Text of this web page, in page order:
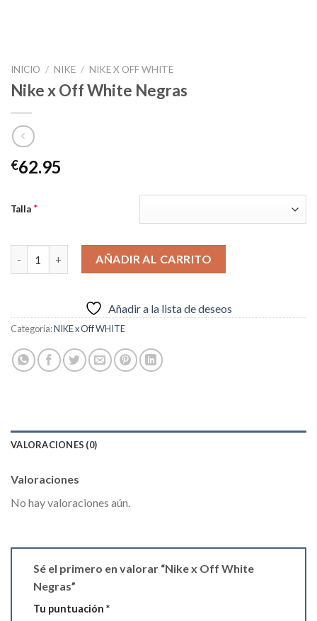
INICIO / NIKE / NIKE X OFF WHITE
Nike x Off White Negras
€62.95
Talla *
Nike x Off White Negras cantidad
AÑADIR AL CARRITO
Añadir a la lista de deseos
Categoría:NIKE x Off WHITE
VALORACIONES (0)
Valoraciones
No hay valoraciones aún.
Sé el primero en valorar “Nike x Off White
Negras”
Tu puntuación *